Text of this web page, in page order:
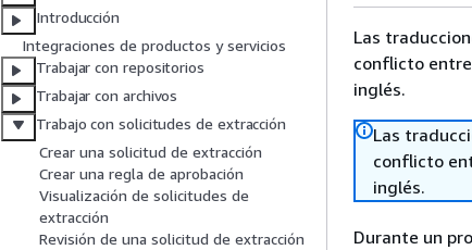
Introducción
Integraciones de productos y servicios
Trabajar con repositorios
Trabajar con archivos
Trabajo con solicitudes de extracción
Crear una solicitud de extracción
Crear una regla de aprobación
Visualización de solicitudes de
extracción
Revisión de una solicitud de extracción
Las
conflicto
inglés.
Las
conflicto
inglés.
Durante un